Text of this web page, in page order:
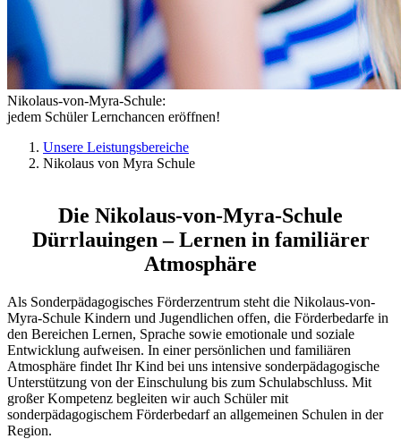
Nikolaus-von-Myra-Schule:
jedem Schüler Lernchancen eröffnen!
Unsere Leistungsbereiche
Nikolaus von Myra Schule
Die Nikolaus-von-Myra-Schule
Dürrlauingen – Lernen in familiärer
Atmosphäre
Als Sonderpädagogisches Förderzentrum steht die Nikolaus-von-
Myra-Schule Kindern und Jugendlichen offen, die Förderbedarfe in
den Bereichen Lernen, Sprache sowie emotionale und soziale
Entwicklung aufweisen. In einer persönlichen und familiären
Atmosphäre findet Ihr Kind bei uns intensive sonderpädagogische
Unterstützung von der Einschulung bis zum Schulabschluss. Mit
großer Kompetenz begleiten wir auch Schüler mit
sonderpädagogischem Förderbedarf an allgemeinen Schulen in der
Region.